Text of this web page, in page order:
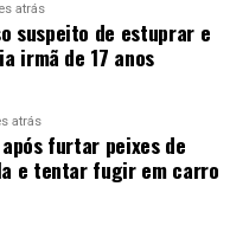
atrás
suspeito de estuprar e
irmã de 17 anos
atrás
furtar peixes de
e tentar fugir em carro